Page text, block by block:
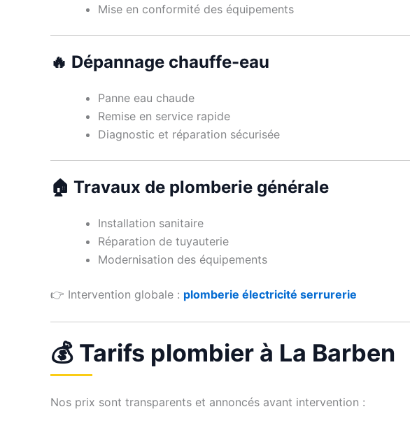
Mise en conformité des équipements
🔥 Dépannage chauffe-eau
Panne eau chaude
Remise en service rapide
Diagnostic et réparation sécurisée
🏠 Travaux de plomberie générale
Installation sanitaire
Réparation de tuyauterie
Modernisation des équipements
👉 Intervention globale : plomberie électricité serrurerie
💰 Tarifs plombier à La Barben
Nos prix sont transparents et annoncés avant intervention :